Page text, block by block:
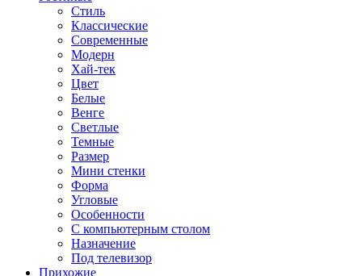
Стиль
Классические
Современные
Модерн
Хай-тек
Цвет
Белые
Венге
Светлые
Темные
Размер
Мини стенки
Форма
Угловые
Особенности
С компьютерным столом
Назначение
Под телевизор
Прихожие